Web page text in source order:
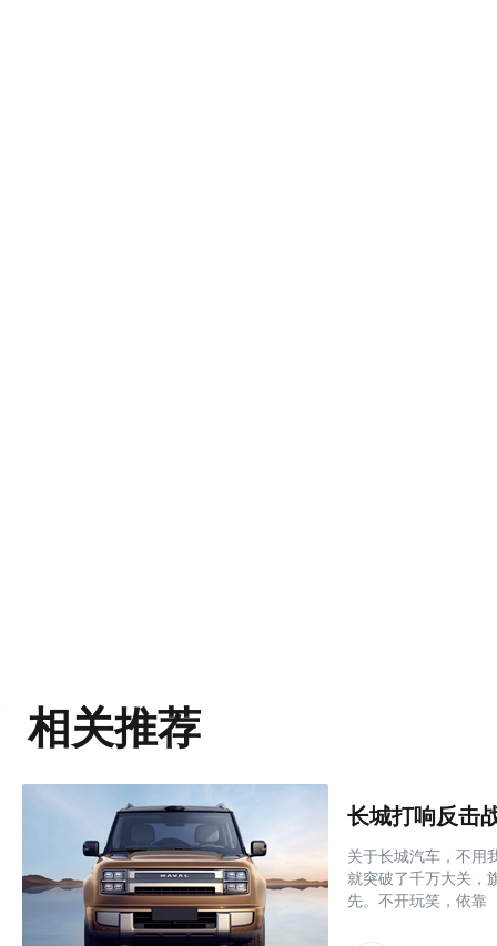
相关推荐
关于长城汽车，不用
就突破了千万大关，
先。不开玩笑，依靠